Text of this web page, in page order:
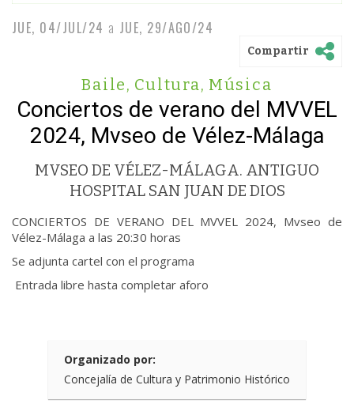
JUE, 04/JUL/24 a JUE, 29/AGO/24
Compartir
Baile, Cultura, Música
Conciertos de verano del MVVEL
2024, Mvseo de Vélez-Málaga
MVSEO DE VÉLEZ-MÁLAGA. ANTIGUO
HOSPITAL SAN JUAN DE DIOS
CONCIERTOS DE VERANO DEL MVVEL 2024, Mvseo de
Vélez-Málaga a las 20:30 horas
Se adjunta cartel con el programa
Entrada libre hasta completar aforo
Organizado por:
Concejalía de Cultura y Patrimonio Histórico